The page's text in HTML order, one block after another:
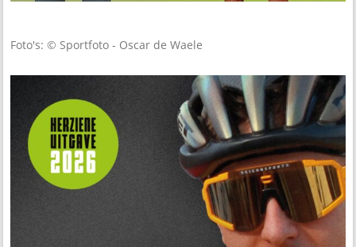
Foto's: © Sportfoto - Oscar de Waele